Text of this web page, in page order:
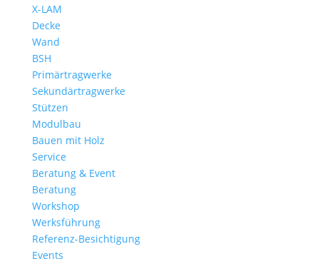
X-LAM
Decke
Wand
BSH
Primärtragwerke
Sekundärtragwerke
Stützen
Modulbau
Bauen mit Holz
Service
Beratung & Event
Beratung
Workshop
Werksführung
Referenz-Besichtigung
Events